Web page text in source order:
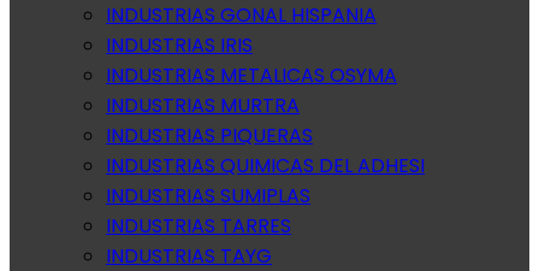
INDUSTRIAS GONAL HISPANIA
INDUSTRIAS IRIS
INDUSTRIAS METALICAS OSYMA
INDUSTRIAS MURTRA
INDUSTRIAS PIQUERAS
INDUSTRIAS QUIMICAS DEL ADHESI
INDUSTRIAS SUMIPLAS
INDUSTRIAS TARRES
INDUSTRIAS TAYG